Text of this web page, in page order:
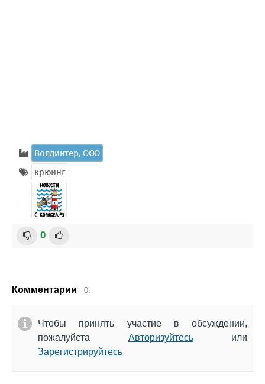
Волдинтер, ООО
крюинг
0
Комментарии 0.
Чтобы принять участие в обсуждении,
пожалуйста Авторизуйтесьили
Зарегистрируйтесь